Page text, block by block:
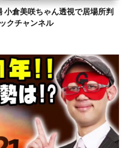
倉美咲ちゃん透視で居場所判
クチャンネル